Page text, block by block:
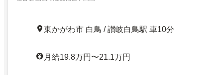
東かがわ市 白鳥 / 讃岐白鳥駅 車10分
月給19.8万円〜21.1万円